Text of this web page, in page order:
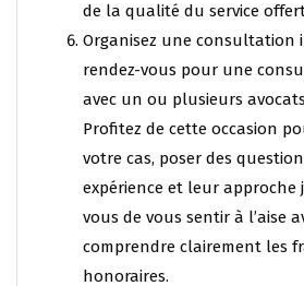
de la qualité du service
Organisez une consultation
rendez-vous pour une
avec un ou plusieurs
Profitez de cette occasion
votre cas, poser des
expérience et leur approche
vous de vous sentir à l’aise
comprendre clairement les
honoraires.